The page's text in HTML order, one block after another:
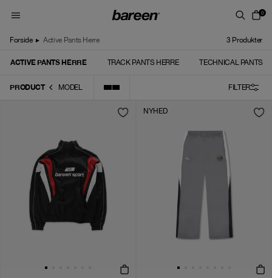
0
Forside ▸ Active Pants Herre 3 Produkter
ACTIVE PANTS HERRE TRACK PANTS HERRE TECHNICAL PANTS
PRODUCT MODEL FILTER
NYHED